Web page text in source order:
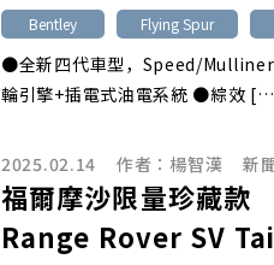
Bentley Flying Spur
●全新四代車型，Speed/
輪引擎+插電式油電系統 ●綜效
2025.02.14 作者：楊智漢 新
福爾摩沙限量珍藏款
Range Rover SV